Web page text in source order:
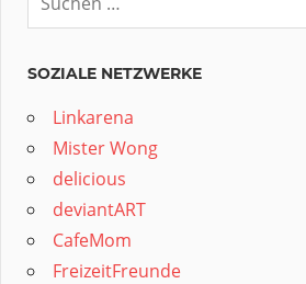
SOZIALE NETZWERKE
Linkarena
Mister Wong
delicious
deviantART
CafeMom
FreizeitFreunde